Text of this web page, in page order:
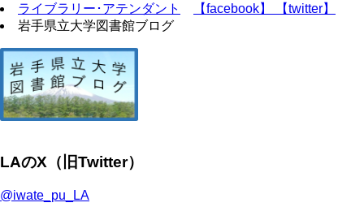
ライブラリー･アテンダント
【facebook】
【twitter】
岩手県立大学図書館ブログ
LAのX（旧Twitter）
@iwate_pu_LA